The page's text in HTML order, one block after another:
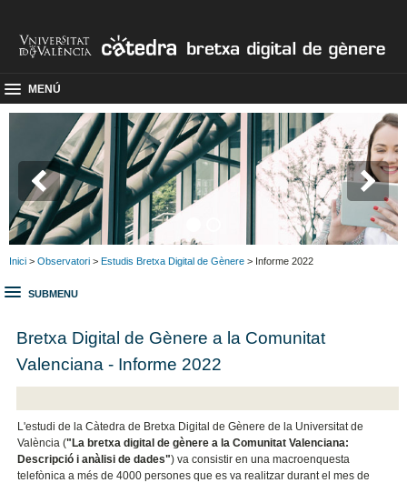
MENÚ
Inici > Observatori > Estudis Bretxa Digital de Gènere > Informe 2022
SUBMENU
Bretxa Digital de Gènere a la Comunitat
Valenciana - Informe 2022
L'estudi de la Càtedra de Bretxa Digital de Gènere de la Universitat de
València ("La bretxa digital de gènere a la Comunitat Valenciana:
Descripció i anàlisi de dades") va consistir en una macroenquesta
telefònica a més de 4000 persones que es va realitzar durant el mes de